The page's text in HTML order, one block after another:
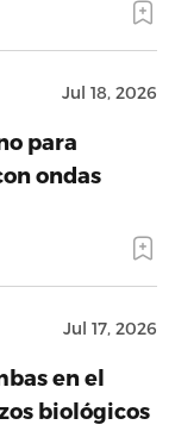
Jul 18, 2026
para
ondas
Jul 17, 2026
en el
biológicos